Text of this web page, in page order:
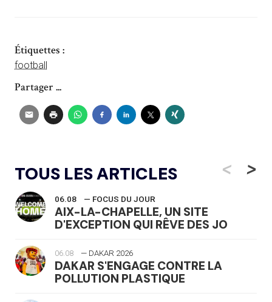
Étiquettes :
football
Partager ...
TOUS LES ARTICLES <
06.08 — FOCUS DU JOUR
AIX-LA-CHAPELLE, UN SITE
D'EXCEPTION QUI RÊVE DES JO
06.08 — DAKAR 2026
DAKAR S'ENGAGE CONTRE LA
POLLUTION PLASTIQUE
>